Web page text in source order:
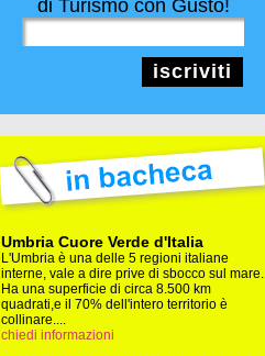
di Turismo con Gusto!
iscriviti
Umbria Cuore Verde d'Italia
L'Umbria è una delle 5 regioni italiane
interne, vale a dire prive di sbocco sul mare.
Ha una superficie di circa 8.500 km
quadrati,e il 70% dell'intero territorio è
collinare....
chiedi informazioni